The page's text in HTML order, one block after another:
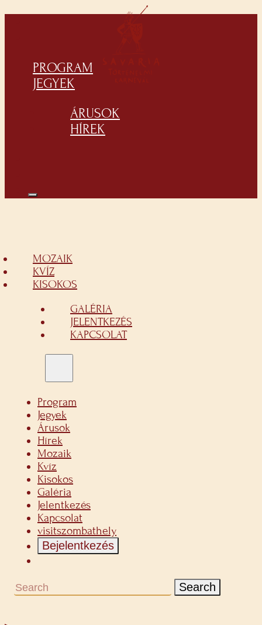
PROGRAM
JEGYEK
ÁRUSOK
HÍREK
MOZAIK
KVÍZ
KISOKOS
GALÉRIA
JELENTKEZÉS
KAPCSOLAT
Program
Jegyek
Árusok
Hírek
Mozaik
Kvíz
Kisokos
Galéria
Jelentkezés
Kapcsolat
visitszombathely
Bejelentkezés
Search